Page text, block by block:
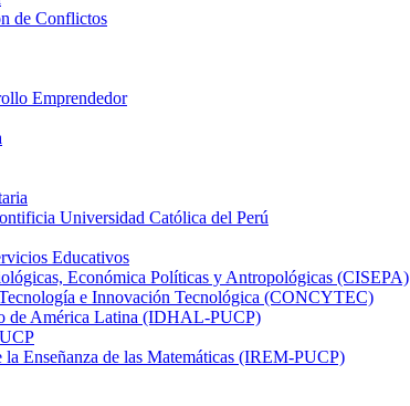
de Conflictos
Emprendedor
Universidad Católica del Perú
Educativos
Económica Políticas y Antropológicas (CISEPA)
e Innovación Tecnológica (CONCYTEC)
de América Latina (IDHAL-PUCP)
Enseñanza de las Matemáticas (IREM-PUCP)